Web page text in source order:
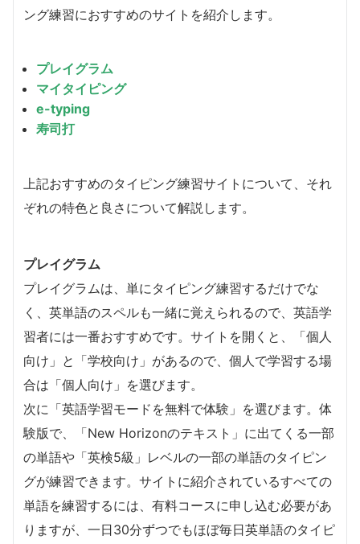
ング練習におすすめのサイトを紹介します。
プレイグラム
マイタイピング
e-typing
寿司打
上記おすすめのタイピング練習サイトについて、それ
ぞれの特色と良さについて解説します。
プレイグラム
プレイグラムは、単にタイピング練習するだけでな
く、英単語のスペルも一緒に覚えられるので、英語学
習者には一番おすすめです。サイトを開くと、「個人
向け」と「学校向け」があるので、個人で学習する場
合は「個人向け」を選びます。
次に「英語学習モードを無料で体験」を選びます。体
験版で、「New Horizonのテキスト」に出てくる一部
の単語や「英検5級」レベルの一部の単語のタイピン
グが練習できます。サイトに紹介されているすべての
単語を練習するには、有料コースに申し込む必要があ
りますが、一日30分ずつでもほぼ毎日英単語のタイピ